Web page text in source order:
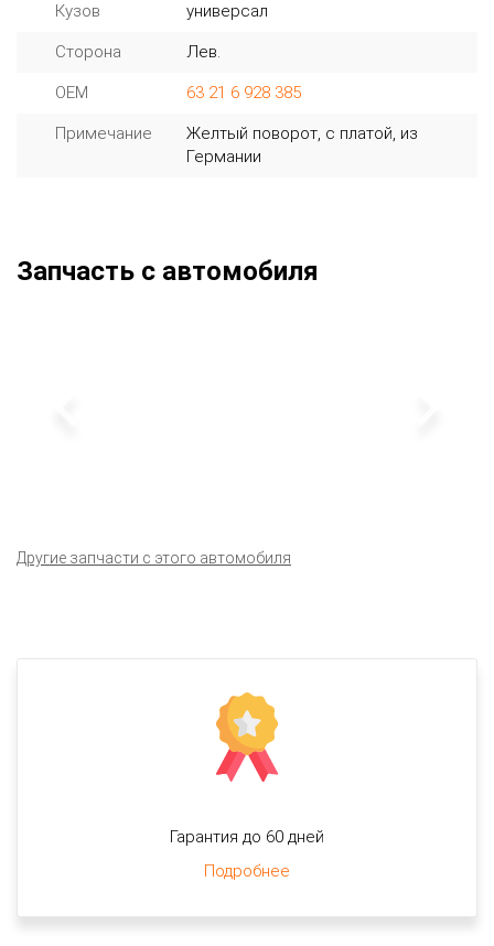
Кузов универсал
Сторона Лев.
OEM 63 21 6 928 385
Примечание
Желтый поворот, с платой, из
Германии
Запчасть с автомобиля
Другие запчасти с этого автомобиля
Гарантия до 60 дней
Подробнее